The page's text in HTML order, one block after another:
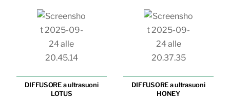
DIFFUSORE a ultrasuoni
LOTUS
DIFFUSORE a ultrasuoni
HONEY